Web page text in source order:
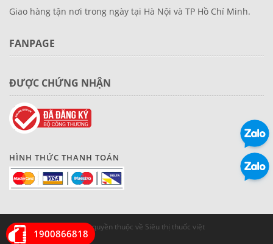
1900866818
Giao hàng tận nơi trong ngày tại Hà Nội và TP Hồ Chí Minh.
FANPAGE
ĐƯỢC CHỨNG NHẬN
HÌNH THỨC THANH TOÁN
© Bản quyền thuộc về Siêu thị thuốc việt